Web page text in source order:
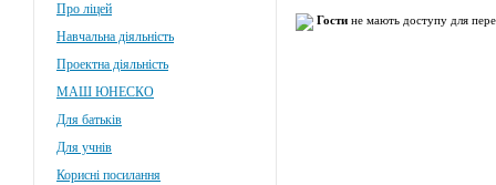
Про ліцей
Навчальна діяльність
Проектна діяльність
МАШ ЮНЕСКО
Для батьків
Для учнів
Корисні посилання
Гости не мають доступу для